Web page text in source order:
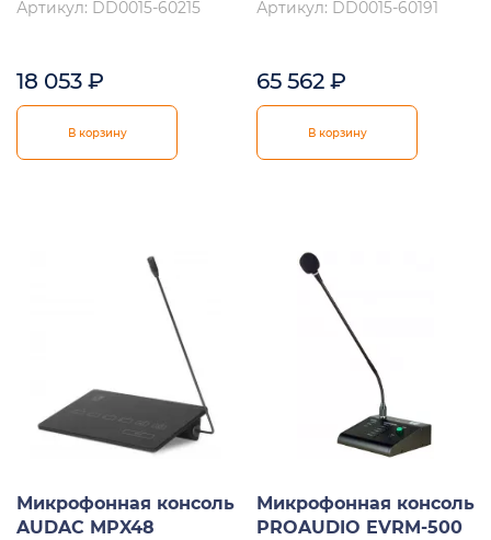
Артикул: DD0015-60215
18 053 ₽
В корзину
Артикул: DD0015-60191
65 562 ₽
В корзину
Микрофонная консоль
AUDAC MPX48
Микрофонная консоль
PROAUDIO EVRM-500